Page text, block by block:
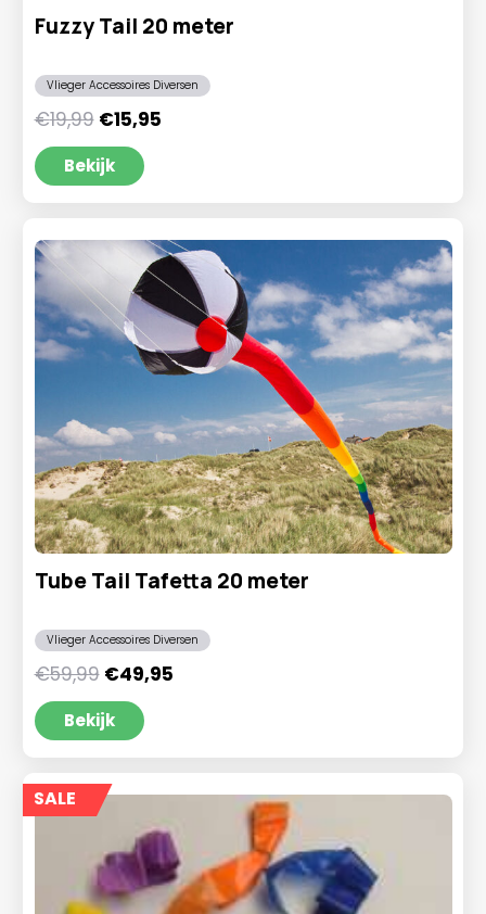
Fuzzy Tail 20 meter
Vlieger Accessoires Diversen
€19,99 Oorspronkelijke
prijs
was:
€19,99.
€15,95Huidige
Bekijk
Tube Tail Tafetta 20 meter
Vlieger Accessoires Diversen
€59,99 Oorspronkelijke
prijs
was:
€59,99.
€49,95Huidige
Bekijk
SALE